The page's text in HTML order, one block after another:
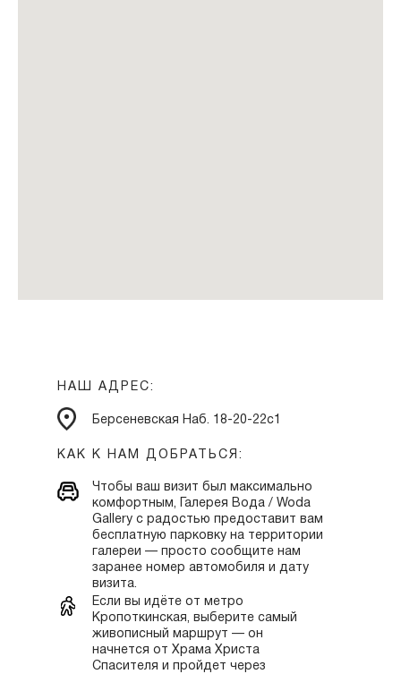
Берсеневская Наб. 18-20-22с1
НАШ АДРЕС:
КАК К НАМ ДОБРАТЬСЯ:
Чтобы ваш визит был максимально
комфортным, Галерея Вода / Woda
Gallery с радостью предоставит вам
бесплатную парковку на территории
галереи — просто сообщите нам
заранее номер автомобиля и дату
визита.
Если вы идёте от метро
Кропоткинская, выберите самый
живописный маршрут — он
начнется от Храма Христа
Спасителя и пройдет через